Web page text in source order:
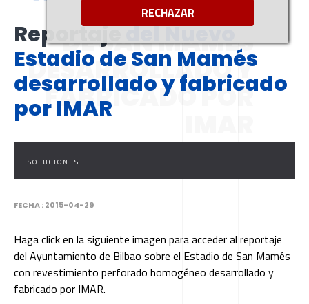
RECHAZAR
NUEVO ESTADIO
DE SAN MAMÉS
DESARROLLADO Y
FABRICADO POR
Reportajedel Nuevo
Estadio de San Mamés
desarrollado y fabricado
por IMAR
SOLUCIONES :
FECHA :2015-04-29
Haga click en la siguiente imagen para acceder al reportaje
del Ayuntamiento de Bilbao sobre el Estadio de San Mamés
con revestimiento perforado homogéneo desarrollado y
fabricado por IMAR.